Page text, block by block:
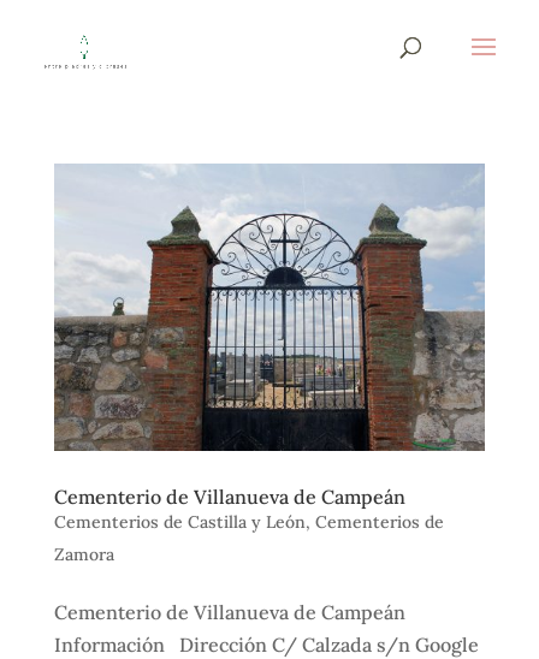
Cementerio de Villanueva de Campeán
Cementerios de Castilla y León, Cementerios de
Zamora
Cementerio de Villanueva de Campeán
Información Dirección C/ Calzada s/n Google